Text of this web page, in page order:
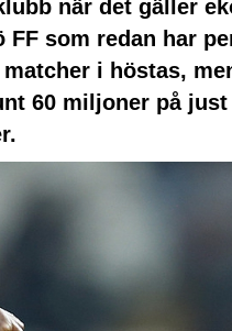
när det gäller
som redan har
i höstas,
60 miljoner på